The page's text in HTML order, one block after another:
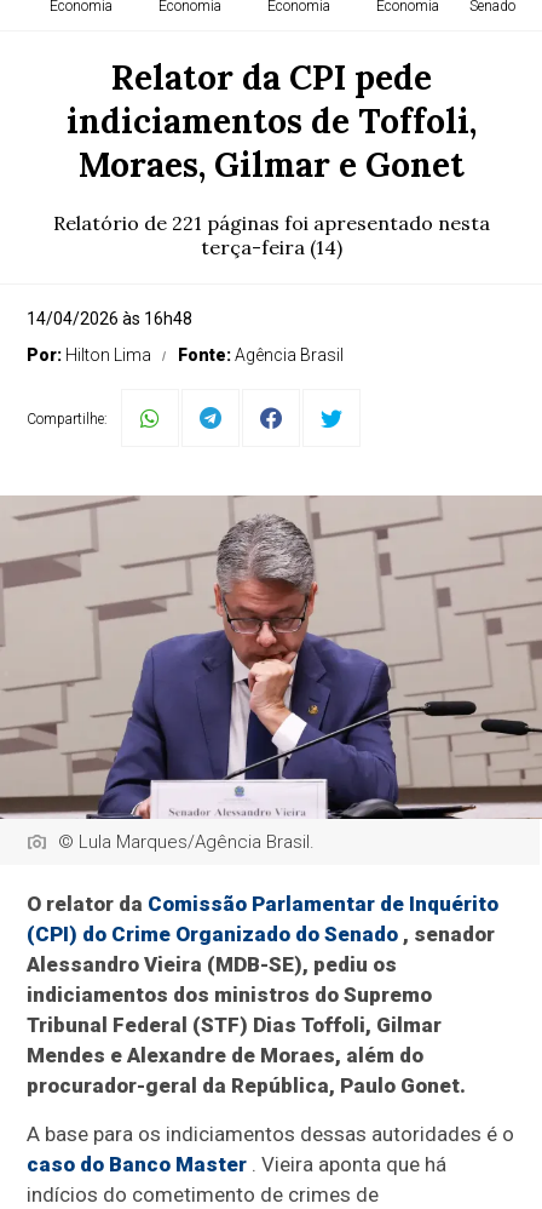
Economia Economia Economia Economia Senado
Relator da CPI pede
indiciamentos de Toffoli,
Moraes, Gilmar e Gonet
Relatório de 221 páginas foi apresentado nesta
terça-feira (14)
14/04/2026 às 16h48
Por: Hilton Lima Fonte:Agência Brasil
Compartilhe:
© Lula Marques/Agência Brasil.
O relator da Comissão Parlamentar de Inquérito
(CPI) do Crime Organizado do Senado , senador
Alessandro Vieira (MDB-SE), pediu os
indiciamentos dos ministros do Supremo
Tribunal Federal (STF) Dias Toffoli, Gilmar
Mendes e Alexandre de Moraes, além do
procurador-geral da República, Paulo Gonet.
A base para os indiciamentos dessas autoridades é o
caso do Banco Master . Vieira aponta que há
indícios do cometimento de crimes de